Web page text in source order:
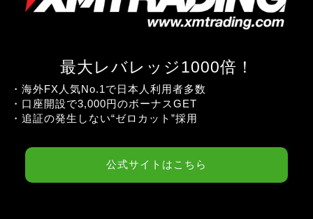
最大レバレッジ1000倍！
・海外FX人気No.1で日本人利用者多数
・口座開設で3,000円のボーナスGET
・追証の発生しない“ゼロカット”採用
公式サイトはこちら